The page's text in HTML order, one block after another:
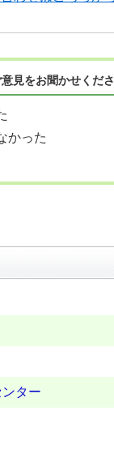
見をお聞かせくだ
かった
ター